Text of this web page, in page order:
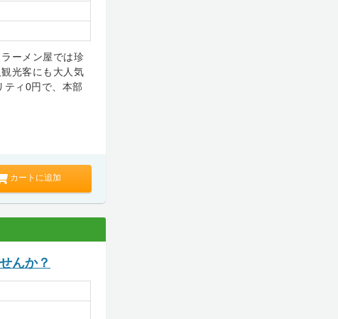
ーメン屋では珍
光客にも大人気
ティ0円で、本部
カートに追加
んか？